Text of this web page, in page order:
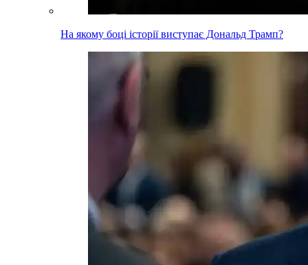
На якому боці історії виступає Дональд Трамп?